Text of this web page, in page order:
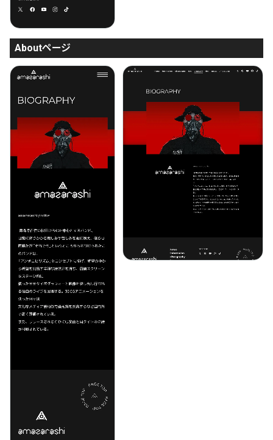
Aboutページ